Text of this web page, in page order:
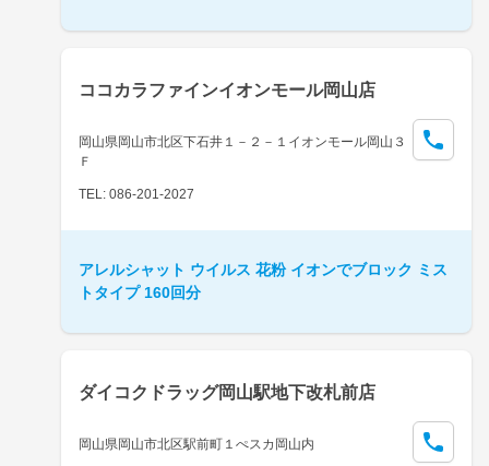
ココカラファインイオンモール岡山店
岡山県岡山市北区下石井１－２－１イオンモール岡山３
Ｆ
TEL: 086-201-2027
アレルシャット ウイルス 花粉 イオンでブロック ミス
トタイプ 160回分
ダイコクドラッグ岡山駅地下改札前店
岡山県岡山市北区駅前町１ぺスカ岡山内